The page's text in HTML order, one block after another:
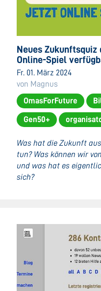
Neues Zukunftsquiz
Online-Spiel
Fr. 01. März 2024
von Magnus
OmasForFuture
Gen50+
Was hat die Zukunft
tun? Was können wir
und was hat es
sich?